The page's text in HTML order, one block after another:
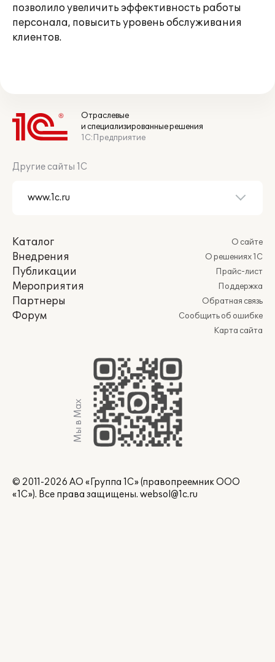
позволило увеличить эффективность работы
персонала, повысить уровень обслуживания
клиентов.
Отраслевые
и специализированные решения
1С:Предприятие
Другие сайты 1С
Каталог
Внедрения
Публикации
Мероприятия
Партнеры
Форум
О сайте
О решениях 1С
Прайс-лист
Поддержка
Обратная связь
Сообщить об ошибке
Карта сайта
Мы в Max
© 2011-2026 АО «Группа 1С» (правопреемник ООО
«1С»). Все права защищены. websol@1c.ru